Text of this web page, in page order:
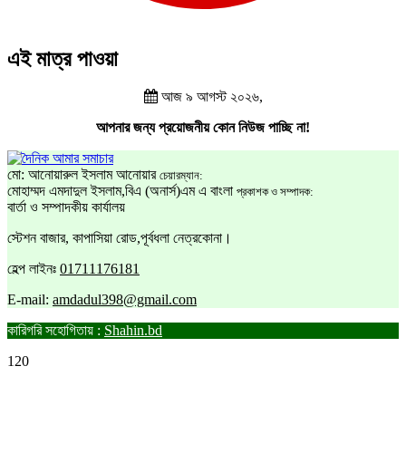
এই মাত্র পাওয়া
আজ ৯ আগস্ট ২০২৬,
আপনার জন্য প্রয়োজনীয় কোন নিউজ পাচ্ছি না!
মো: আনোয়ারুল ইসলাম আনোয়ার চেয়ারম্যান:
মোহাম্মদ এমদাদুল ইসলাম,বিএ (অনার্স)এম এ বাংলা প্রকাশক ও সম্পাদক:
বার্তা ও সম্পাদকীয় কার্যালয়
স্টেশন বাজার, কাপাসিয়া রোড,পূর্বধলা নেত্রকোনা।
হেল্প লাইনঃ 01711176181
E-mail: amdadul398@gmail.com
কারিগরি সহোগিতায় : Shahin.bd
120